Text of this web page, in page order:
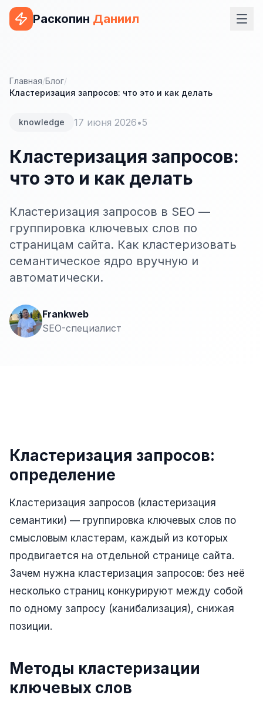
Раскопин Даниил
ВЕБ-РАЗРАБОТКА
Сайт на WordPress
Сайт на OpenCart
Сайт на ModX
Сайт на Joomla
Сайт на Laravel
КОНТЕКСТНАЯ РЕКЛАМА
Контекстная реклама
Яндекс.Маркет
Wildberries реклама
Ozon реклама
ТАРГЕТИРОВАННАЯ РЕКЛАМА
Реклама в VK
Реклама в Facebook
Реклама в Instagram
Настройка магазина
Главная/Блог/
Кластеризация запросов: что это и как делать
knowledge 17 июня 2026•5
Кластеризация запросов:
что это и как делать
Кластеризация запросов в SEO —
группировка ключевых слов по
страницам сайта. Как кластеризовать
семантическое ядро вручную и
автоматически.
Frankweb
SEO-специалист
Кластеризация запросов:
определение
Кластеризация запросов (кластеризация
семантики) — группировка ключевых слов по
смысловым кластерам, каждый из которых
продвигается на отдельной странице сайта.
Зачем нужна кластеризация запросов: без неё
несколько страниц конкурируют между собой
по одному запросу (канибализация), снижая
позиции.
Методы кластеризации
ключевых слов